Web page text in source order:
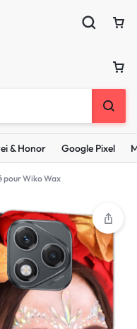
& Honor Google Pixel
pour Wiko Wax